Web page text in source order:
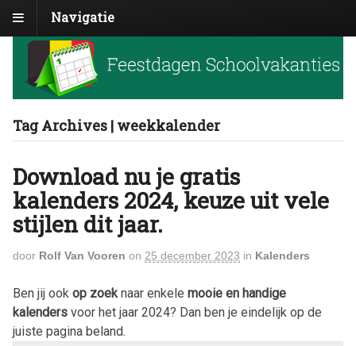
Navigatie
Tag Archives | weekkalender
Download nu je gratis
kalenders 2024, keuze uit vele
stijlen dit jaar.
door Rolf Van Vooren on 25 december 2023 in Kalenders
Ben jij ook op zoek naar enkele mooie en handige
kalenders voor het jaar 2024? Dan ben je eindelijk op de
juiste pagina beland.